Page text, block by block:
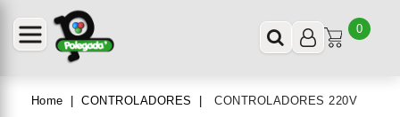
0
Home CONTROLADORES CONTROLADORES 220V